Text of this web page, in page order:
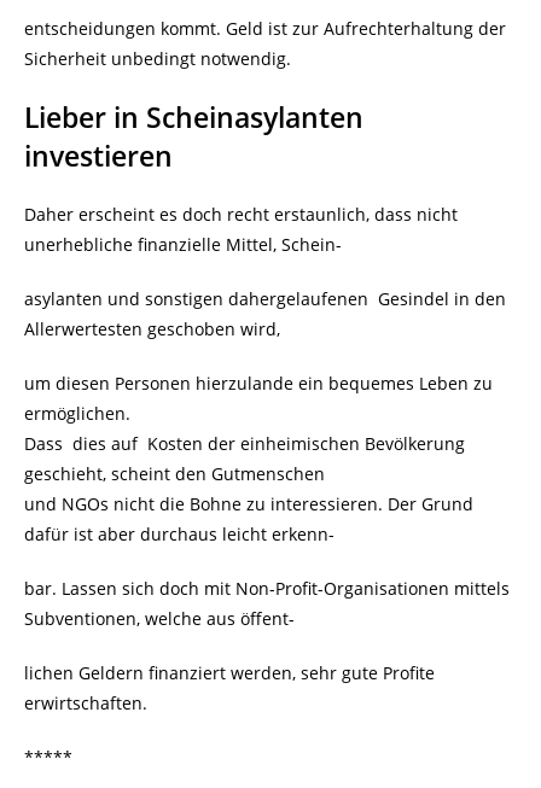
entscheidungen kommt. Geld ist zur Aufrechterhaltung der
Sicherheit unbedingt notwendig.
Lieber in Scheinasylanten
investieren
Daher erscheint es doch recht erstaunlich, dass nicht
unerhebliche finanzielle Mittel, Schein-
asylanten und sonstigen dahergelaufenen Gesindel in den
Allerwertesten geschoben wird,
um diesen Personen hierzulande ein bequemes Leben zu
ermöglichen.
Dass dies auf Kosten der einheimischen Bevölkerung
geschieht, scheint den Gutmenschen
und NGOs nicht die Bohne zu interessieren. Der Grund
dafür ist aber durchaus leicht erkenn-
bar. Lassen sich doch mit Non-Profit-Organisationen mittels
Subventionen, welche aus öffent-
lichen Geldern finanziert werden, sehr gute Profite
erwirtschaften.
*****